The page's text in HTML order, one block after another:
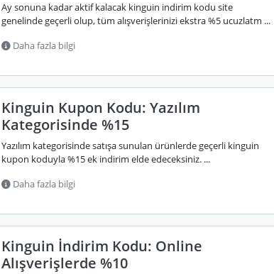
Ay sonuna kadar aktif kalacak kinguin indirim kodu site
genelinde geçerli olup, tüm alışverişlerinizi ekstra %5 ucuzlatm ...
Daha fazla bilgi
Kinguin Kupon Kodu: Yazılım
Kategorisinde %15
Yazılım kategorisinde satışa sunulan ürünlerde geçerli kinguin
kupon koduyla %15 ek indirim elde edeceksiniz. ...
Daha fazla bilgi
Kinguin İndirim Kodu: Online
Alışverişlerde %10